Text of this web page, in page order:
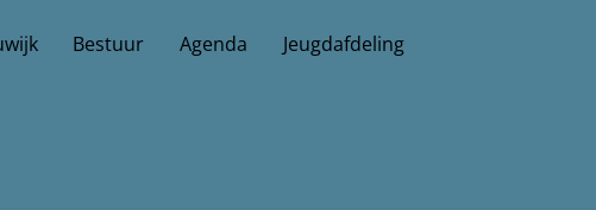
Bestuur Agenda Jeugdafdeling